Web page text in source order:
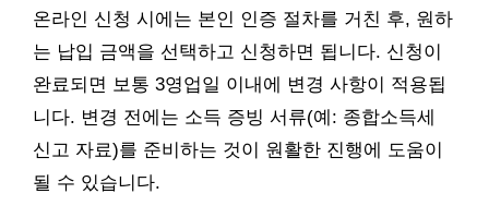
온라인 신청 시에는 본인 인증 절차를 거친 후, 원하
는 납입 금액을 선택하고 신청하면 됩니다. 신청이
완료되면 보통 3영업일 이내에 변경 사항이 적용됩
니다. 변경 전에는 소득 증빙 서류(예: 종합소득세
신고 자료)를 준비하는 것이 원활한 진행에 도움이
될 수 있습니다.